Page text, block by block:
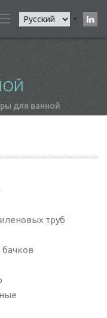
Select
your
language
для ванной
труб